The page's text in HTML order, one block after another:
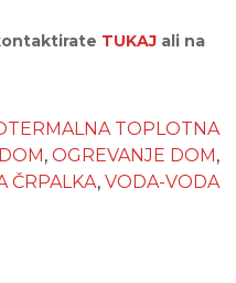
TUKAJ ali na
TOPLOTNA
, OGREVANJE DOM ,
ČRPALKA, VODA-VODA